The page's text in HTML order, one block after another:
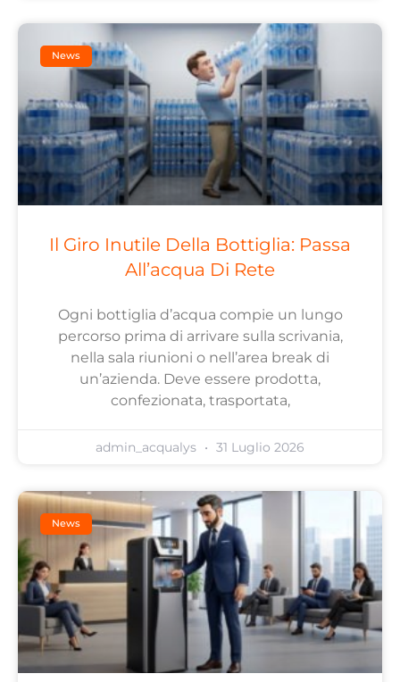
News
Il Giro Inutile Della Bottiglia: Passa
All’acqua Di Rete
Ogni bottiglia d’acqua compie un lungo
percorso prima di arrivare sulla scrivania,
nella sala riunioni o nell’area break di
un’azienda. Deve essere prodotta,
confezionata, trasportata,
admin_acqualys 31 Luglio 2026
News